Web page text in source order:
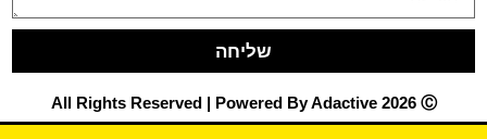
שליחה
All Rights Reserved | Powered By Adactive 2026 Ⓒ